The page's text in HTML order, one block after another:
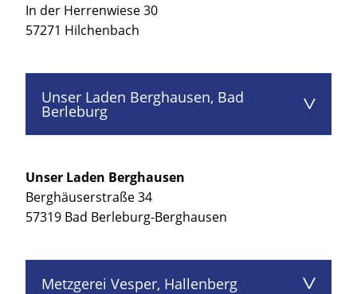
In der Herrenwiese 30
57271 Hilchenbach
Unser Laden Berghausen, Bad
Berleburg
Unser Laden Berghausen
Berghäuserstraße 34
57319 Bad Berleburg-Berghausen
Metzgerei Vesper, Hallenberg